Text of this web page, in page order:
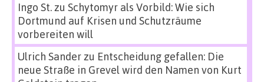
Ingo St.zu Schytomyr als Vorbild: Wie sich
Dortmund auf Krisen und Schutzräume
vorbereiten will
Ulrich Sanderzu Entscheidung gefallen: Die
neue Straße in Grevel wird den Namen von Kurt